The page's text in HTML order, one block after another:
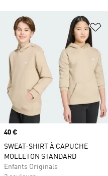
Prix
40 €
SWEAT-SHIRT À CAPUCHE
MOLLETON STANDARD
Enfants Originals